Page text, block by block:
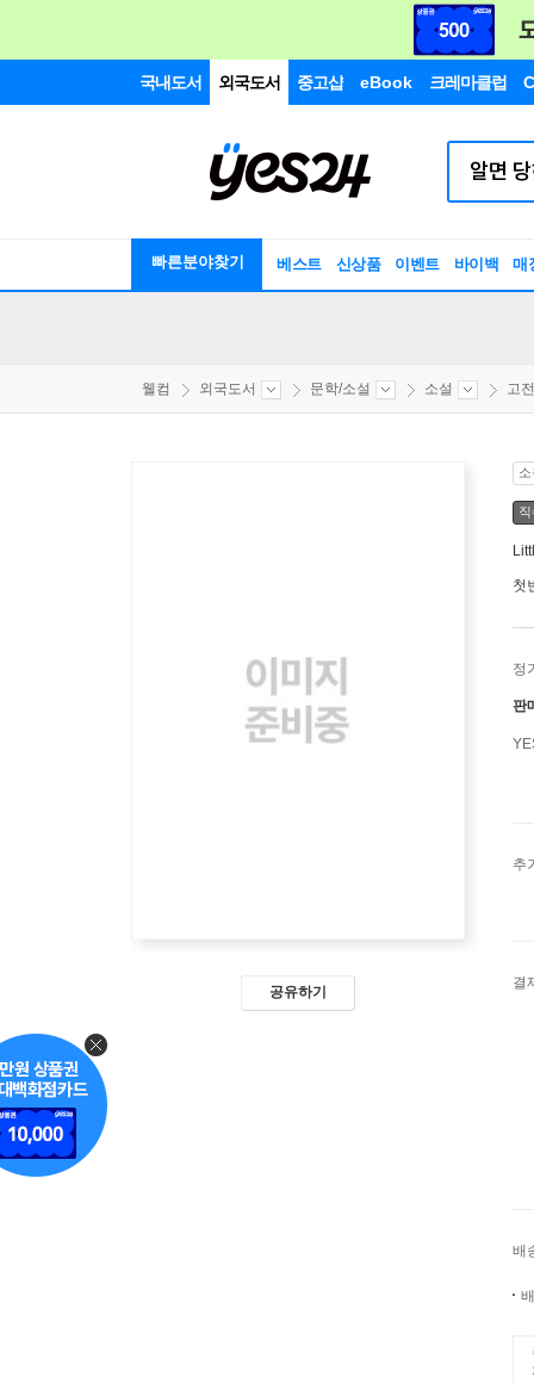
국내도서 외국도서 중고샵 eBook 크레마클럽
빠른분야찾기 베스트 신상품 이벤트 바이백 매
웰컴 외국도서 문학/소설 소설 고
공유하기
첫
정
판
추
결
배